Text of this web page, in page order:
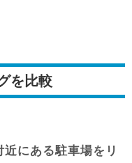
を比較
にある駐車場をリ